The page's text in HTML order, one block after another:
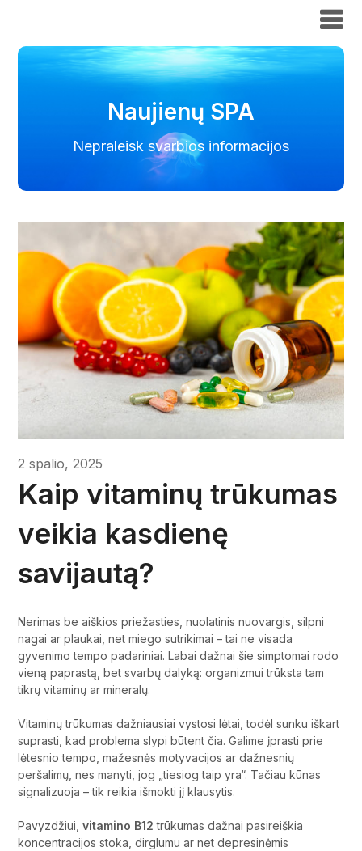
Naujienų SPA
Nepraleisk svarbios informacijos
2 spalio, 2025
Kaip vitaminų trūkumas
veikia kasdienę
savijautą?
Nerimas be aiškios priežasties, nuolatinis nuovargis, silpni
nagai ar plaukai, net miego sutrikimai – tai ne visada
gyvenimo tempo padariniai. Labai dažnai šie simptomai rodo
vieną paprastą, bet svarbų dalyką: organizmui trūksta tam
tikrų vitaminų ar mineralų.
Vitaminų trūkumas dažniausiai vystosi lėtai, todėl sunku iškart
suprasti, kad problema slypi būtent čia. Galime įprasti prie
lėtesnio tempo, mažesnės motyvacijos ar dažnesnių
peršalimų, nes manyti, jog „tiesiog taip yra“. Tačiau kūnas
signalizuoja – tik reikia išmokti jį klausytis.
Pavyzdžiui,vitamino B12 trūkumas dažnai pasireiškia
koncentracijos stoka, dirglumu ar net depresinėmis